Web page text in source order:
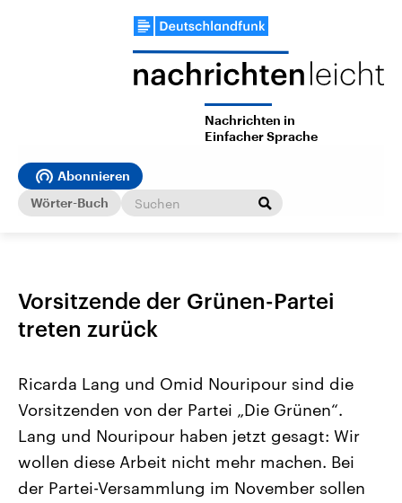
Nachrichten in
Einfacher Sprache
Abonnieren
Wörter-Buch
Vorsitzende der Grünen-Partei
treten zurück
Ricarda Lang und Omid Nouripour sind die
Vorsitzenden von der Partei „Die Grünen“.
Lang und Nouripour haben jetzt gesagt: Wir
wollen diese Arbeit nicht mehr machen. Bei
der Partei-Versammlung im November sollen